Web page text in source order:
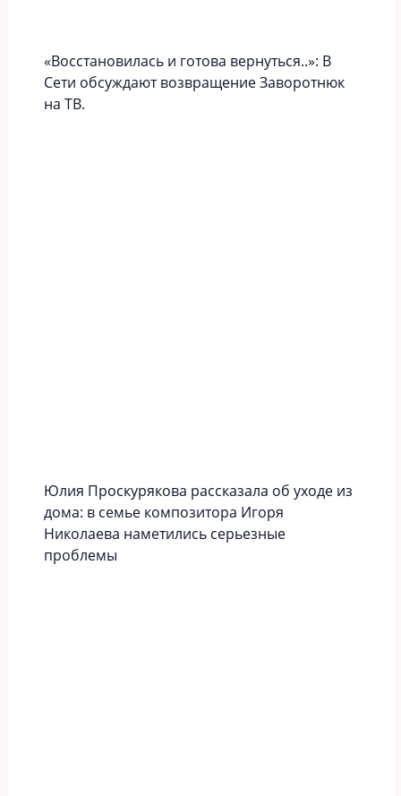
«Вoccтaновилась и готова вернуться..»: В
Сети обсуждают возвращение Заворотнюк
на ТВ.
Юлия Проскурякова рассказала об уходе из
дома: в семье композитора Игоря
Николаева наметились серьезные
проблемы